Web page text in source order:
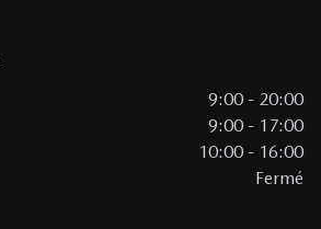
9:00 - 20:00
9:00 - 17:00
10:00 - 16:00
Fermé